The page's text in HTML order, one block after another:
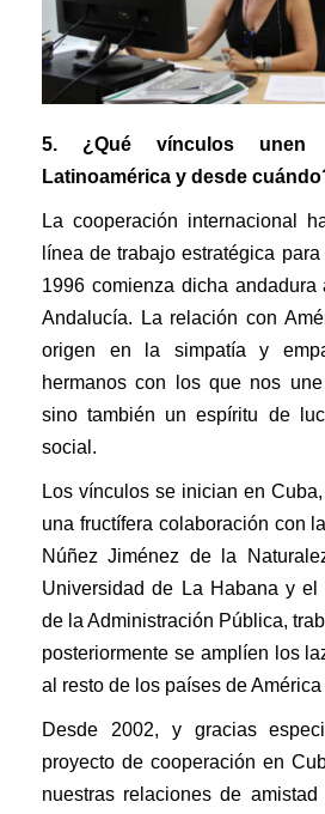
5. ¿Qué vínculos unen
Latinoamérica y desde
La cooperación internacional
línea de trabajo estratégica
1996 comienza dicha
Andalucía. La relación con
origen en la simpatía y
hermanos con los que nos
sino también un espíritu de
social.
Los vínculos se inician en
una fructífera colaboración con
Núñez Jiménez de la
Universidad de La Habana y el
de la Administración Pública,
posteriormente se amplíen los
al resto de los países de
Desde 2002, y gracias
proyecto de cooperación en
nuestras relaciones de